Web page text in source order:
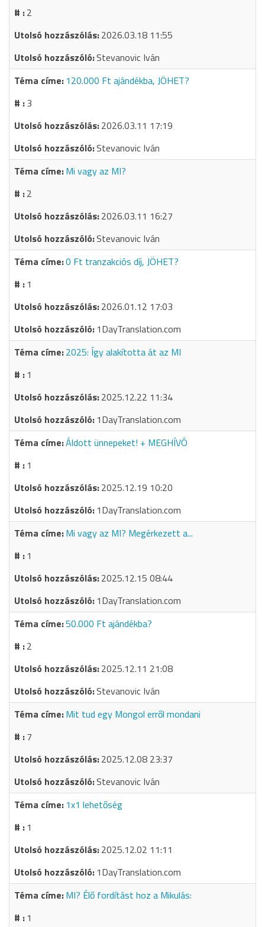
2
2026.03.18 11:55
Stevanovic Iván
120.000 Ft ajándékba, JÖHET?
3
2026.03.11 17:19
Stevanovic Iván
Mi vagy az MI?
2
2026.03.11 16:27
Stevanovic Iván
0 Ft tranzakciós díj, JÖHET?
1
2026.01.12 17:03
1DayTranslation.com
2025: Így alakította át az MI
1
2025.12.22 11:34
1DayTranslation.com
Áldott ünnepeket! + MEGHÍVÓ
1
2025.12.19 10:20
1DayTranslation.com
Mi vagy az MI? Megérkezett a...
1
2025.12.15 08:44
1DayTranslation.com
50.000 Ft ajándékba?
2
2025.12.11 21:08
Stevanovic Iván
Mit tud egy Mongol erről mondani
7
2025.12.08 23:37
Stevanovic Iván
1x1 lehetőség
1
2025.12.02 11:11
1DayTranslation.com
MI? Élő fordítást hoz a Mikulás:
1